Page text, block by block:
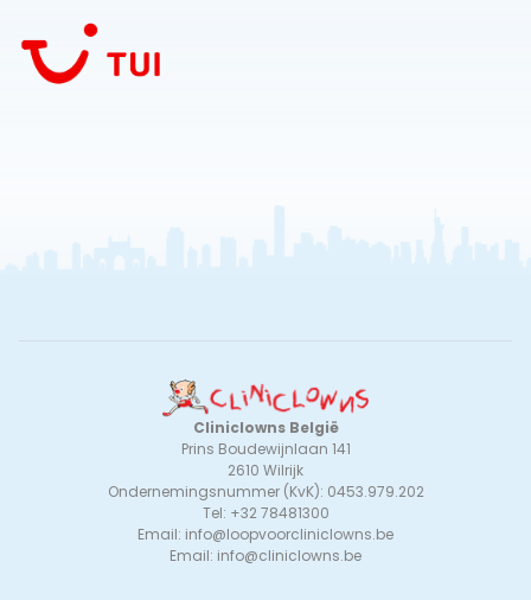
Cliniclowns België
Prins Boudewijnlaan 141
2610 Wilrijk
Ondernemingsnummer (KvK): 0453.979.202
Tel: +32 78481300
Email: info@loopvoorcliniclowns.be
Email: info@cliniclowns.be